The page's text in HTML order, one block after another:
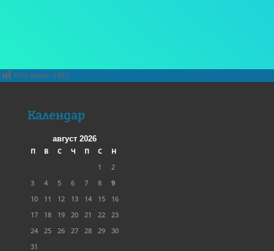
Post Views: 3 822
Календар
август 2026
П
В С Ч П С
Н
1
2
3
4 5 6 7 8
9
10
11 12 13 14 15
16
17
18 19 20 21 22
23
24
25 26 27 28 29
30
31